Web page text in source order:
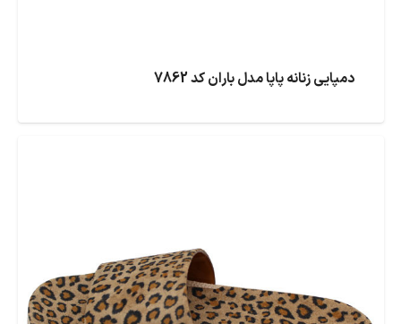
دمپایی زنانه پاپا مدل باران کد 7862